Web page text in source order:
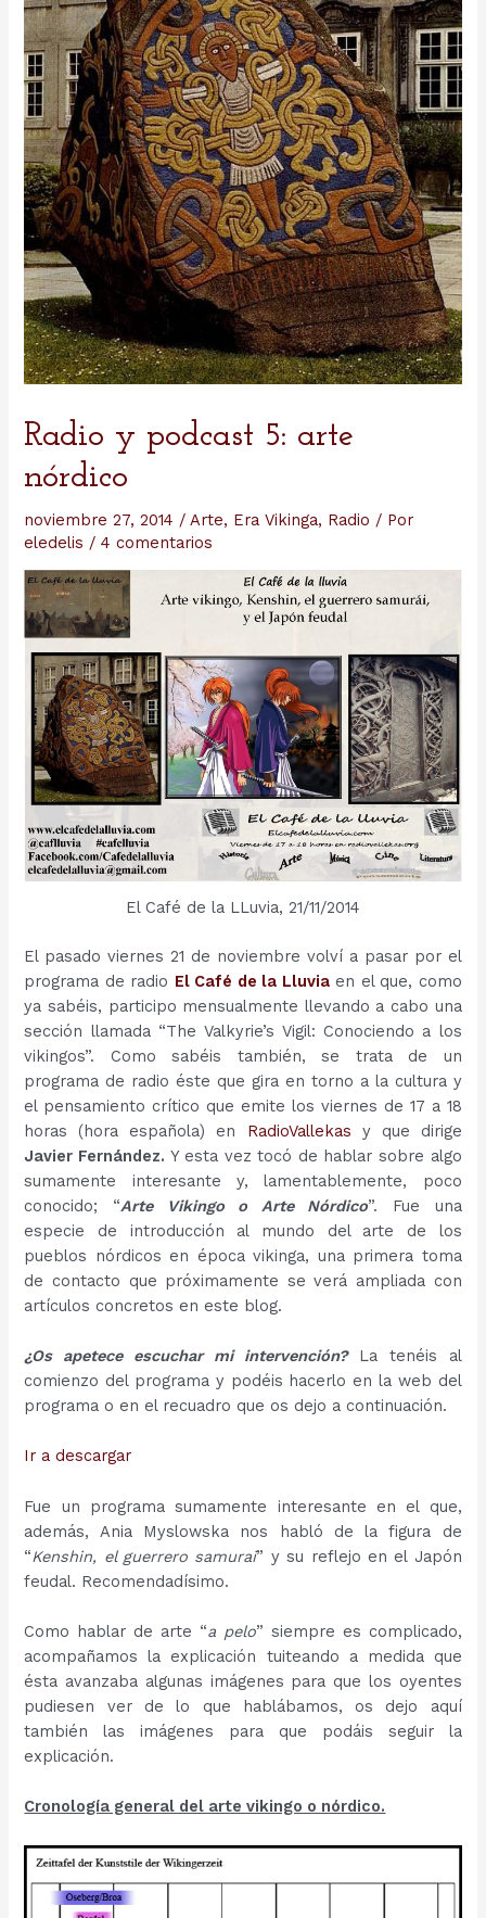
Radio y podcast 5: arte
nórdico
noviembre 27, 2014 /Arte, Era Vikinga, Radio / Por
eledelis /4 comentarios
El Café de la LLuvia, 21/11/2014
El pasado viernes 21 de noviembre volví a pasar por el
programa de radio El Café de la Lluviaen el que, como
ya sabéis, participo mensualmente llevando a cabo una
sección llamada “The Valkyrie’s Vigil: Conociendo a los
vikingos”. Como sabéis también, se trata de un
programa de radio éste que gira en torno a la cultura y
el pensamiento crítico que emite los viernes de 17 a 18
horas (hora española) en RadioVallekas y que dirige
Javier Fernández. Y esta vez tocó de hablar sobre algo
sumamente interesante y, lamentablemente, poco
conocido; “Arte Vikingo o Arte Nórdico”. Fue una
especie de introducción al mundo del arte de los
pueblos nórdicos en época vikinga, una primera toma
de contacto que próximamente se verá ampliada con
artículos concretos en este blog.
¿Os apetece escuchar mi intervención?La tenéis al
comienzo del programa y podéis hacerlo en la web del
programa o en el recuadro que os dejo a continuación.
Ir a descargar
Fue un programa sumamente interesante en el que,
además, Ania Myslowska nos habló de la figura de
“Kenshin, el guerrero samurai” y su reflejo en el Japón
feudal. Recomendadísimo.
Como hablar de arte “a pelo” siempre es complicado,
acompañamos la explicación tuiteando a medida que
ésta avanzaba algunas imágenes para que los oyentes
pudiesen ver de lo que hablábamos, os dejo aquí
también las imágenes para que podáis seguir la
explicación.
Cronología general del arte vikingo o nórdico.